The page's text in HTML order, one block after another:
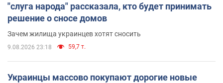
"слуга народа" рассказала, кто будет принимать
решение о сносе домов
Зачем жилища украинцев хотят сносить
9.08.2026 23:18 59,7 т.
Украинцы массово покупают дорогие новые